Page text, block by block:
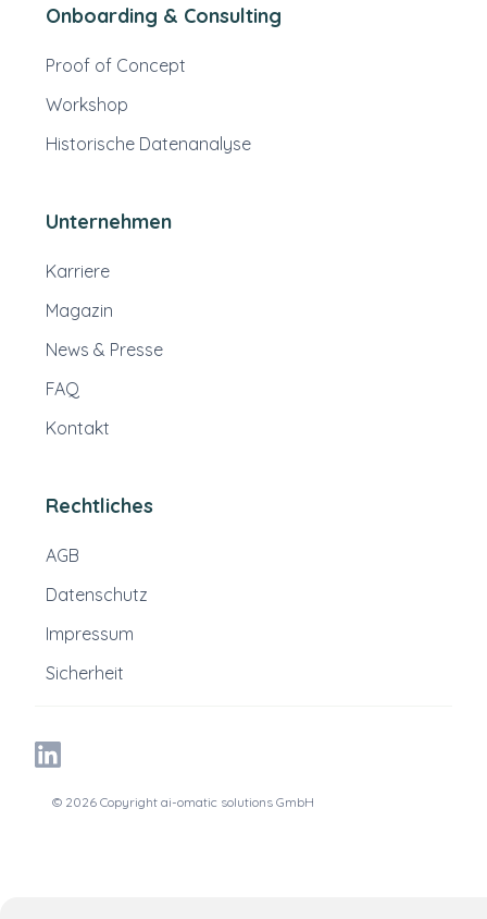
Onboarding & Consulting
Proof of Concept
Workshop
Historische Datenanalyse
Unternehmen
Karriere
Magazin
News & Presse
FAQ
Kontakt
Rechtliches
AGB
Datenschutz
Impressum
Sicherheit
© 2026 Copyright ai-omatic solutions GmbH